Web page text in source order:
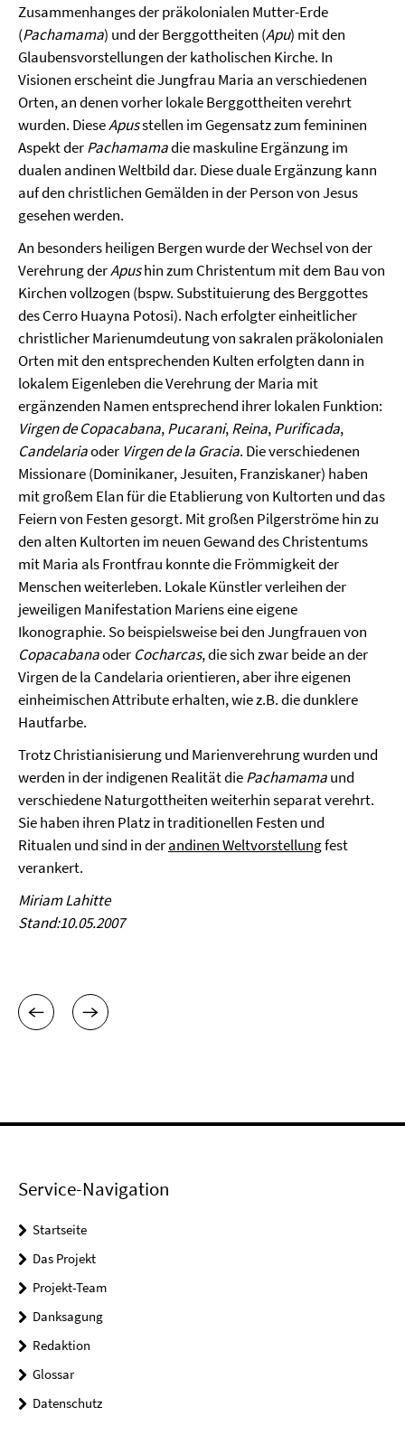
Zusammenhanges der präkolonialen Mutter-Erde
(Pachamama) und der Berggottheiten (Apu) mit den
Glaubensvorstellungen der katholischen Kirche. In
Visionen erscheint die Jungfrau Maria an verschiedenen
Orten, an denen vorher lokale Berggottheiten verehrt
wurden. DieseApusstellen im Gegensatz zum femininen
Aspekt derPachamamadie maskuline Ergänzung im
dualen andinen Weltbild dar. Diese duale Ergänzung kann
auf den christlichen Gemälden in der Person von Jesus
gesehen werden.
An besonders heiligen Bergen wurde der Wechsel von der
Verehrung derApushin zum Christentum mit dem Bau von
Kirchen vollzogen (bspw. Substituierung des Berggottes
des Cerro Huayna Potosi). Nach erfolgter einheitlicher
christlicher Marienumdeutung von sakralen präkolonialen
Orten mit den entsprechenden Kulten erfolgten dann in
lokalem Eigenleben die Verehrung der Maria mit
ergänzenden Namen entsprechend ihrer lokalen Funktion:
Virgen de Copacabana,Pucarani,Reina,Purificada,
Candelariaoder Virgen de la Gracia. Die verschiedenen
Missionare (Dominikaner, Jesuiten, Franziskaner) haben
mit großem Elan für die Etablierung von Kultorten und das
Feiern von Festen gesorgt. Mit großen Pilgerströme hin zu
den alten Kultorten im neuen Gewand des Christentums
mit Maria als Frontfrau konnte die Frömmigkeit der
Menschen weiterleben. Lokale Künstler verleihen der
jeweiligen Manifestation Mariens eine eigene
Ikonographie. So beispielsweise bei den Jungfrauen von
Copacabanaoder Cocharcas, die sich zwar beide an der
Virgen de la Candelaria orientieren, aber ihre eigenen
einheimischen Attribute erhalten, wie z.B. die dunklere
Hautfarbe.
Trotz Christianisierung und Marienverehrung wurden und
werden in der indigenen Realität diePachamamaund
verschiedene Naturgottheiten weiterhin separat verehrt.
Sie haben ihren Platz in traditionellen Festen und
Ritualen und sind in derandinen Weltvorstellungfest
verankert.
Miriam Lahitte
Stand:10.05.2007
Service-Navigation
Startseite
Das Projekt
Projekt-Team
Danksagung
Redaktion
Glossar
Datenschutz